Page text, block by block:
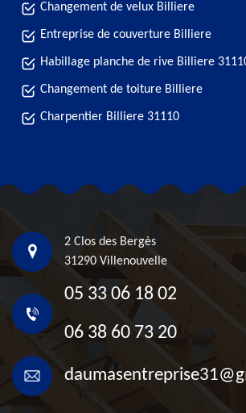
Changement de velux Billiere
Entreprise de couverture Billiere
Habillage planche de rive Billiere
Changement de toiture Billiere
Charpentier Billiere 31110
2 Clos des Bergès
31290 Villenouvelle
05 33 06 18 02
06 38 60 73 20